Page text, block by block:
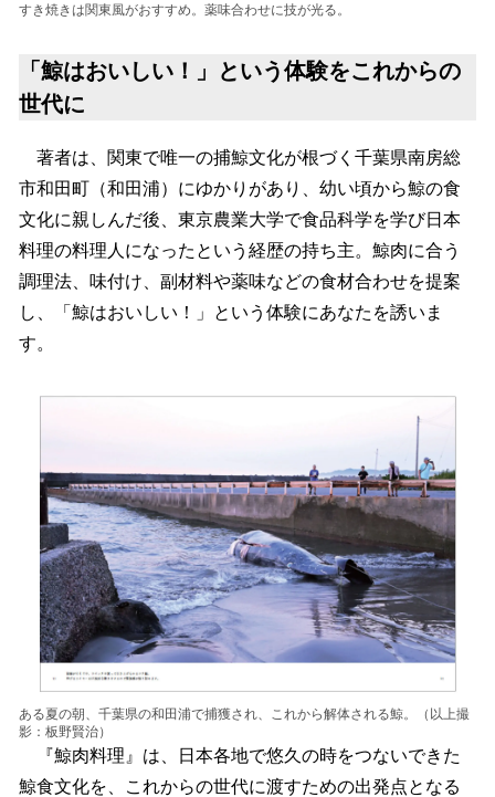
すき焼きは関東風がおすすめ。薬味合わせに技が光る。
「鯨はおいしい！」という体験をこれからの
世代に
著者は、関東で唯一の捕鯨文化が根づく千葉県南房総
市和田町（和田浦）にゆかりがあり、幼い頃から鯨の食
文化に親しんだ後、東京農業大学で食品科学を学び日本
料理の料理人になったという経歴の持ち主。鯨肉に合う
調理法、味付け、副材料や薬味などの食材合わせを提案
し、「鯨はおいしい！」という体験にあなたを誘いま
す。
ある夏の朝、千葉県の和田浦で捕獲され、これから解体される鯨。（以上撮
影：板野賢治）
『鯨肉料理』は、日本各地で悠久の時をつないできた
鯨食文化を、これからの世代に渡すための出発点となる